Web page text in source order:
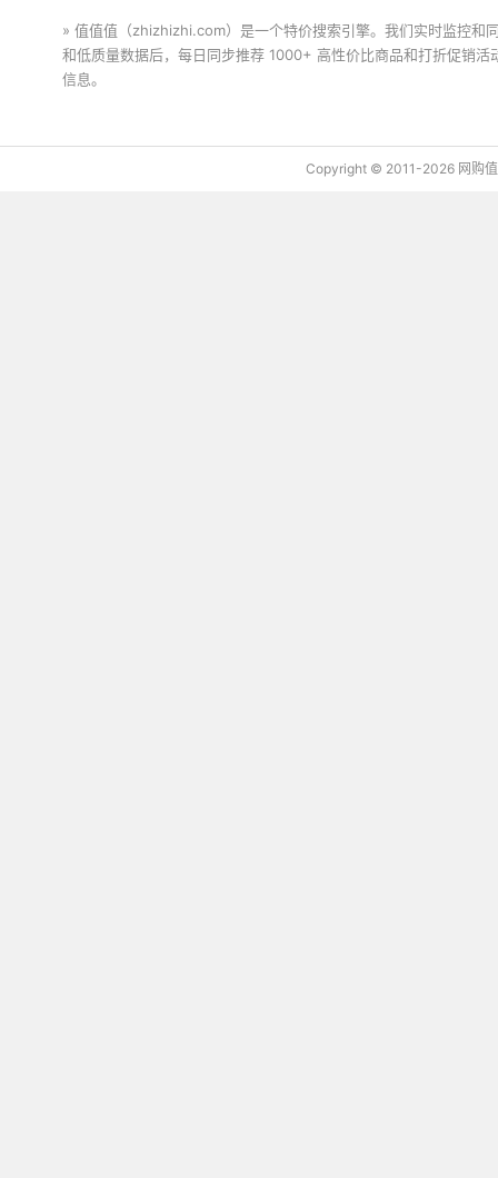
» 值值值（zhizhizhi.com）是一个特价搜索引擎。我们实时监控和
和低质量数据后，每日同步推荐 1000+ 高性价比商品和打折促销
信息。
Copyright © 2011-2026 网购